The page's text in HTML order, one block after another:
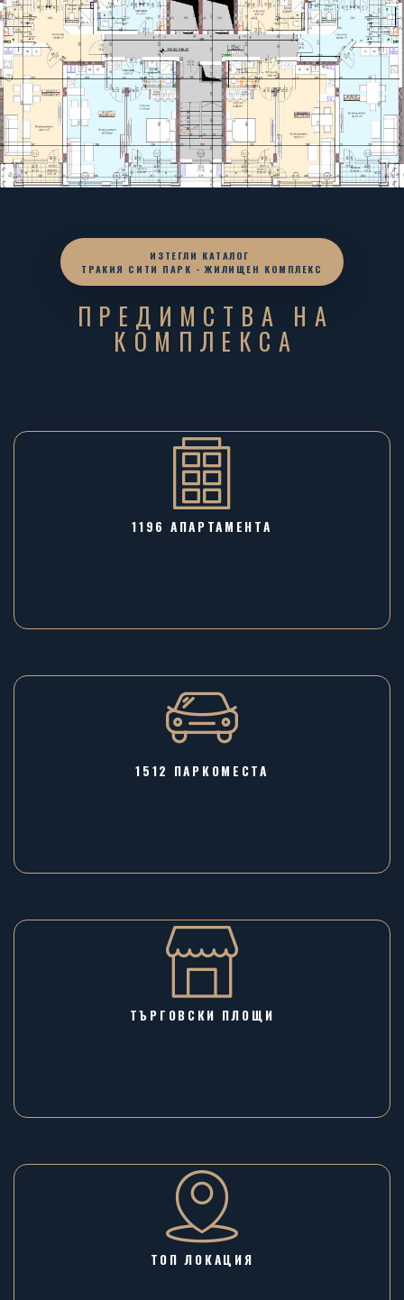
ИЗТЕГЛИ КАТАЛОГ
ТРАКИЯ СИТИ ПАРК - ЖИЛИЩЕН КОМПЛЕКС
ПРЕДИМСТВА НА
КОМПЛЕКСА
1196 AПАРТАМЕНТА
1512 ПАРКОМЕСТА
ТЪРГОВСКИ ПЛОЩИ
ТОП ЛОКАЦИЯ